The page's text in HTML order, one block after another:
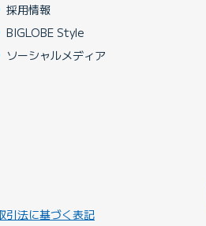
採用情報
BIGLOBE Style
ソーシャルメディア
引法に基づく表記